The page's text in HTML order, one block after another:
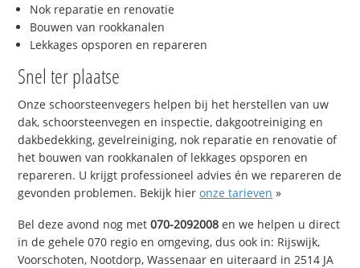
Nok reparatie en renovatie
Bouwen van rookkanalen
Lekkages opsporen en repareren
Snel ter plaatse
Onze schoorsteenvegers helpen bij het herstellen van uw
dak, schoorsteenvegen en inspectie, dakgootreiniging en
dakbedekking, gevelreiniging, nok reparatie en renovatie of
het bouwen van rookkanalen of lekkages opsporen en
repareren. U krijgt professioneel advies én we repareren de
gevonden problemen. Bekijk hieronze tarieven »
Bel deze avond nog met070-2092008 en we helpen u direct
in de gehele 070 regio en omgeving, dus ook in: Rijswijk,
Voorschoten, Nootdorp, Wassenaar en uiteraard in 2514 JA